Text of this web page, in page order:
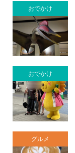
おでかけ
おでかけ
グルメ